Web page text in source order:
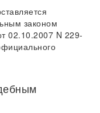
законом
02.10.2007 N 229-